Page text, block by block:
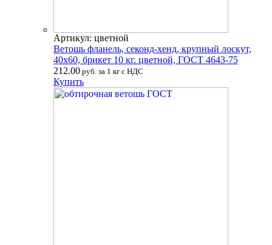
Артикул: цветной
Ветошь фланель, секонд-хенд, крупный лоскут,
40х60, брикет 10 кг. цветной, ГОСТ 4643-75
212.00 руб. за 1 кг с НДС
Купить